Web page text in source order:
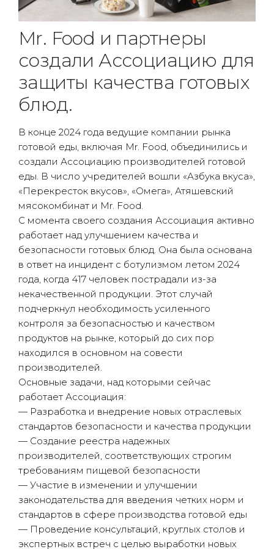
Mr. Food и партнеры
создали Ассоциацию для
защиты качества готовых
блюд.
В конце 2024 года ведущие компании рынка
готовой еды, включая Mr. Food, объединились и
создали Ассоциацию производителей готовой
еды. В число учредителей вошли «Азбука вкуса»,
«Перекресток вкусов», «Омега», Атяшевский
мясокомбинат и Mr. Food.
С момента своего создания Ассоциация активно
работает над улучшением качества и
безопасности готовых блюд. Она была основана
в ответ на инцидент с ботулизмом летом 2024
года, когда 417 человек пострадали из-за
некачественной продукции. Этот случай
подчеркнул необходимость усиленного
контроля за безопасностью и качеством
продуктов на рынке, который до сих пор
находился в основном на совести
производителей.
Основные задачи, над которыми сейчас
работает Ассоциация:
— Разработка и внедрение новых отраслевых
стандартов безопасности и качества продукции
— Создание реестра надежных
производителей, соответствующих строгим
требованиям пищевой безопасности
— Участие в изменении и улучшении
законодательства для введения четких норм и
стандартов в сфере производства готовой еды
— Проведение консультаций, круглых столов и
экспертных встреч с целью выработки новых